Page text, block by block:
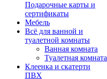
Подарочные карты и
сертификаты
Мебель
Всё для ванной и
туалетной комнаты
Ванная комната
Туалетная комната
Клеенка и скатерти
ПВХ